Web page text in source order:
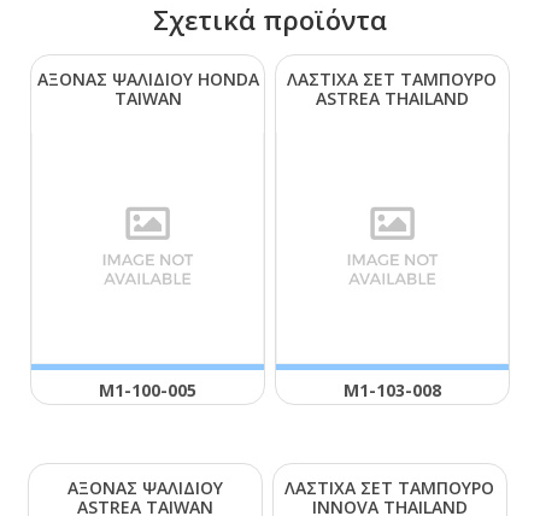
Σχετικά προϊόντα
ΑΞΟΝΑΣ ΨΑΛΙΔΙΟΥ ΗΟΝDΑ
ΤΑΙWΑΝ
Μ1-100-005
ΛΑΣΤΙΧΑ ΣΕΤ ΤΑΜΠΟΥΡΟ
ΑSΤRΕΑ ΤΗΑΙLΑΝD
Μ1-103-008
ΑΞΟΝΑΣ ΨΑΛΙΔΙΟΥ
ΑSΤRΕΑ ΤΑΙWΑΝ
ΛΑΣΤΙΧΑ ΣΕΤ ΤΑΜΠΟΥΡΟ
ΙΝΝΟVΑ ΤΗΑΙLΑΝD